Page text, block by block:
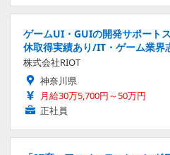
ゲームUI・GUIの開発サポート
休取得実績あり/IT・ゲーム業界
株式会社RIOT
神奈川県
月給30万5,700円～50万円
正社員